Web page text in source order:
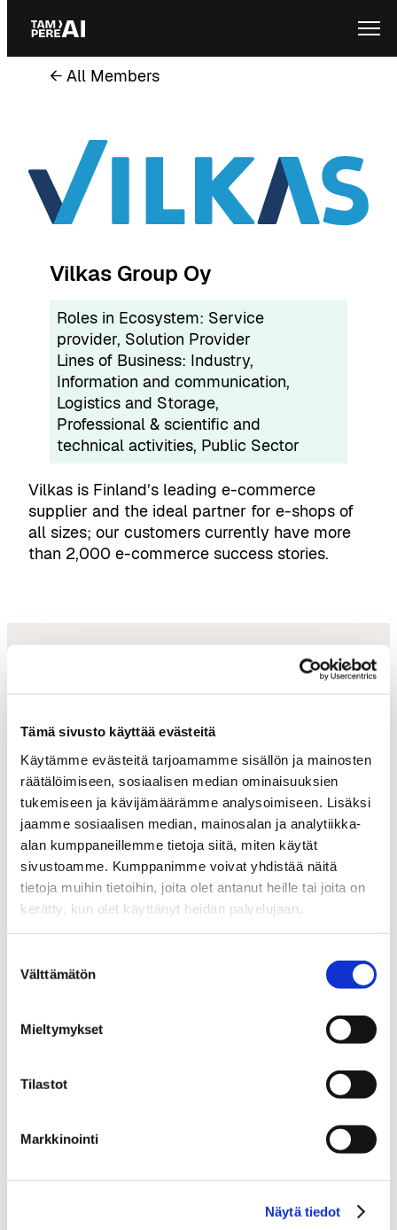
Tämä sivusto käyttää evästeitä
Käytämme evästeitä tarjoamamme sisällön ja mainosten
räätälöimiseen, sosiaalisen median ominaisuuksien
tukemiseen ja kävijämäärämme analysoimiseen. Lisäksi
jaamme sosiaalisen median, mainosalan ja analytiikka-
alan kumppaneillemme tietoja siitä, miten käytät
sivustoamme. Kumppanimme voivat yhdistää näitä
tietoja muihin tietoihin, joita olet antanut heille tai joita on
kerätty, kun olet käyttänyt heidän palvelujaan.
valinta
Välttämätön
Mieltymykset
Tilastot
Markkinointi
Näytä tiedot
Skip
content
← All Members
Vilkas Group Oy
Roles in Ecosystem: Service
provider, Solution Provider
Lines of Business: Industry
Information and communication
Logistics and Storage
Professional & scientific and
technical activities, Public Sector
Vilkas is Finland’s leading e-commerce
supplier and the ideal partner for e-shops of
all sizes; our customers currently have more
than 2,000 e-commerce success stories.
tampereai@businesstampere.com
Tampere AI
About Ecosystem
Ecosystem Members
Ecosystem Services
Why Tampere
Contact Information
Success Stories
From launch to 50+ researcher team:
Tampere AI Research translated to Business
Tampere AI Events & Matchmaking – Over
and a Growing Talent pool